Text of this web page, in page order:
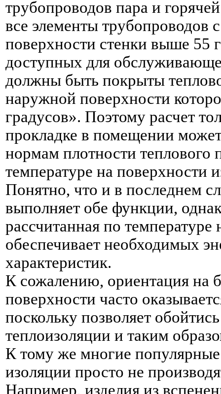
трубопроводов пара и
все элементы трубопроводов
поверхности стенки выше 55
доступных для
должны быть покрыты
наружной поверхности
градусов». Поэтому расчет
прокладке в помещении
нормам плотности теплового
температуре на поверхности
Понятно, что и в последнем
выполняет обе функции,
рассчитанная по температуре
обеспечивает необходимых
характеристик.
К сожалению, ориентация на
поверхности часто
поскольку позволяет
теплоизоляции и таким
К тому же многие
изоляции просто не
Например, изделия из